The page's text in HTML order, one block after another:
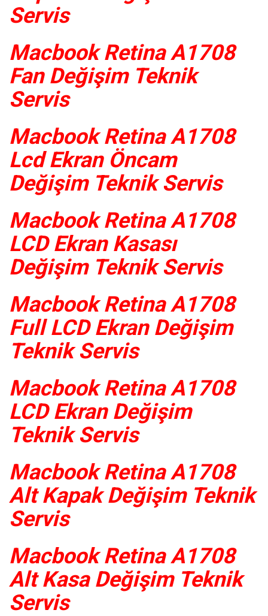
Servis
Macbook Retina A1708
Fan Değişim Teknik
Servis
Macbook Retina A1708
Lcd Ekran Öncam
Değişim Teknik Servis
Macbook Retina A1708
LCD Ekran Kasası
Değişim Teknik Servis
Macbook Retina A1708
Full LCD Ekran Değişim
Teknik Servis
Macbook Retina A1708
LCD Ekran Değişim
Teknik Servis
Macbook Retina A1708
Alt Kapak Değişim Teknik
Servis
Macbook Retina A1708
Alt Kasa Değişim Teknik
Servis